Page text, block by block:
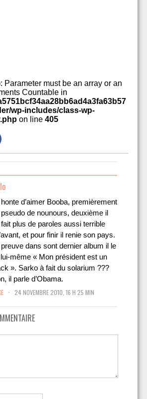
Parameter must be an array or an
Countable in
wp-includes/class-wp-
on line 405
d’aimer Booba, premièrement
pseudo de nounours, deuxième il
fait plus de paroles aussi terrible
et pour finir il renie son pays.
preuve dans sont dernier album il le
même « Mon président est un
». Sarko à fait du solarium ???
il parle d’Obama.
. 24 NOVEMBRE 2010, 16 H 25 MIN